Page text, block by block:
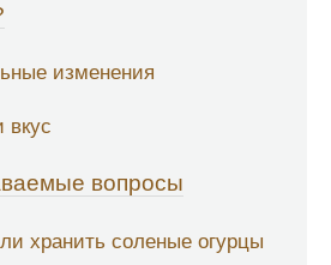
изменения
вкус
вопросы
хранить соленые огурцы